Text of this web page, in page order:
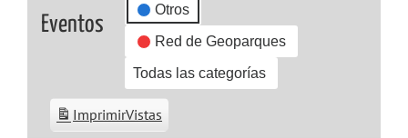
Eventos
Otros
Red de Geoparques
Todas las categorías
ImprimirVistas